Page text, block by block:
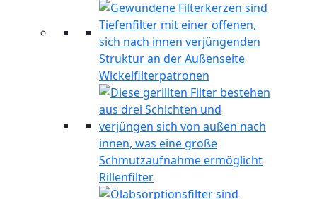
Wickelfilterpatronen
Rillenfilter